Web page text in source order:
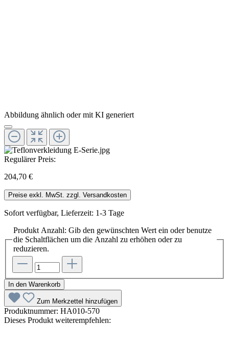
Abbildung ähnlich oder mit KI generiert
Regulärer Preis:
204,70 €
Preise exkl. MwSt. zzgl. Versandkosten
Sofort verfügbar, Lieferzeit: 1-3 Tage
Produkt Anzahl: Gib den gewünschten Wert ein oder benutze
die Schaltflächen um die Anzahl zu erhöhen oder zu
reduzieren.
In den Warenkorb
Zum Merkzettel hinzufügen
Produktnummer: HA010-570
Dieses Produkt weiterempfehlen: